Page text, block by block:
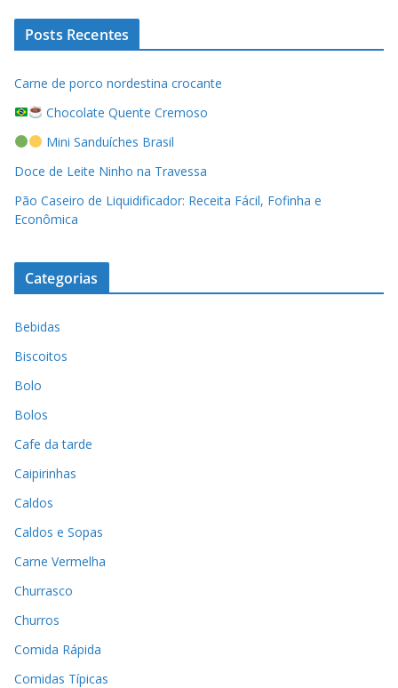
Posts Recentes
Carne de porco nordestina crocante
Chocolate Quente Cremoso
Mini Sanduíches Brasil
Doce de Leite Ninho na Travessa
Pão Caseiro de Liquidificador: Receita Fácil, Fofinha e
Econômica
Categorias
Bebidas
Biscoitos
Bolo
Bolos
Cafe da tarde
Caipirinhas
Caldos
Caldos e Sopas
Carne Vermelha
Churrasco
Churros
Comida Rápida
Comidas Típicas